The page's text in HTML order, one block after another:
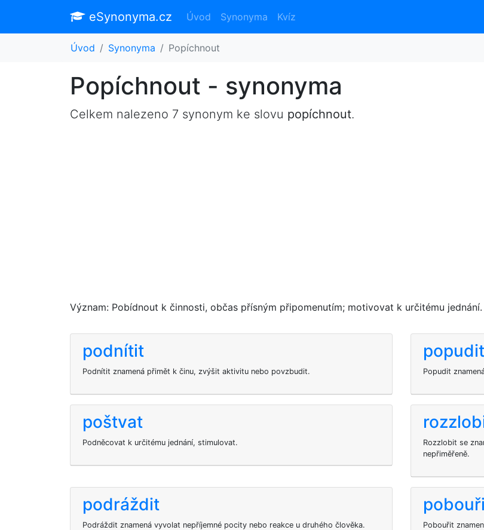
eSynonyma.cz Úvod Synonyma Kvíz
Úvod Synonyma Popíchnout
Popíchnout - synonyma
Celkem nalezeno 7 synonym ke slovu popíchnout.
Význam: Pobídnout k činnosti, občas přísným připomenutím; motivovat k určitému jednání.
podnítit
Podnítit znamená přimět k činu, zvýšit aktivitu nebo povzbudit.
popudit
Popudit
poštvat
Podněcovat k určitému jednání, stimulovat.
Rozzlobit se
nepřiměřeně.
podráždit
Podráždit znamená vyvolat nepříjemné pocity nebo reakce u druhého člověka. Pobouřit